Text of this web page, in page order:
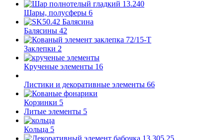
Шары, полусферы 6
Балясины 42
Заклепки 2
Крученые элементы 16
Листики и декоративные элементы 66
Корзинки 5
Литые элементы 5
Кольца 5